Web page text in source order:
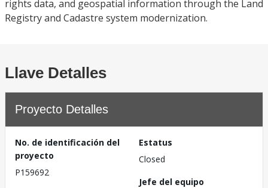
rights data, and geospatial information through the Land
Registry and Cadastre system modernization.
Llave Detalles
Proyecto Detalles
No. de identificación del
proyecto
P159692
Estatus
Closed
Jefe del equipo